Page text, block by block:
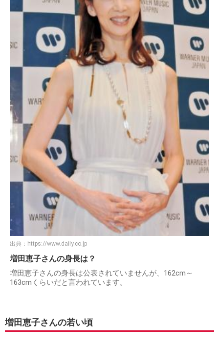
出典： https://www.daily.co.jp
増田恵子さんの身長は？
増田恵子さんの身長は公表されていませんが、162cm～
163cmくらいだと言われています。
増田恵子さんの若い頃